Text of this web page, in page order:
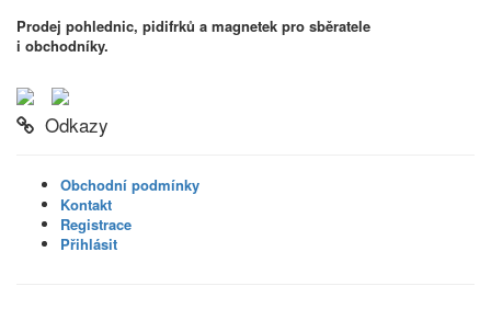
Prodej pohlednic, pidifrků a magnetek pro sběratele
i obchodníky.
Odkazy
Obchodní podmínky
Kontakt
Registrace
Přihlásit